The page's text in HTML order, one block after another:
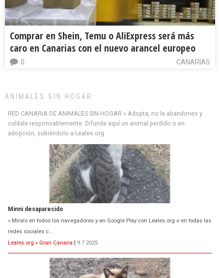
Comprar en Shein, Temu o AliExpress será más
caro en Canarias con el nuevo arancel europeo
CANARIAS
0
ANIMALES SIN HOGAR
RED CANARIA DE ANIMALES SIN HOGAR » Adopta, no le abandones y
cuídale responsablemente. Difunde aquí un animal perdido o en
adopción, subiéndolo a Leales.org
Minni desaparecido
» Míralo en todos los navegadores y en Google Play con Leales.org o en todas las
redes sociales c...
Leales.org » Gran Canaria
9.7.2025